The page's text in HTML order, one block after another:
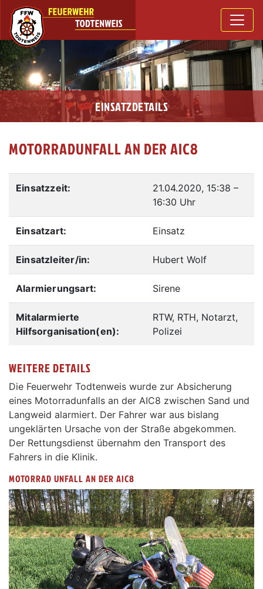
EINSATZDETAILS
MOTORRADUNFALL AN DER AIC8
Einsatzzeit: 21.04.2020, 15:38 –
16:30 Uhr
Einsatzart: Einsatz
Einsatzleiter/in: Hubert Wolf
Alarmierungsart: Sirene
Mitalarmierte
Hilfsorganisation(en):
RTW, RTH, Notarzt,
Polizei
WEITERE DETAILS
Die Feuerwehr Todtenweis wurde zur Absicherung
eines Motorradunfalls an der AIC8 zwischen Sand und
Langweid alarmiert. Der Fahrer war aus bislang
ungeklärten Ursache von der Straße abgekommen.
Der Rettungsdienst übernahm den Transport des
Fahrers in die Klinik.
MOTORRAD UNFALL AN DER AIC8